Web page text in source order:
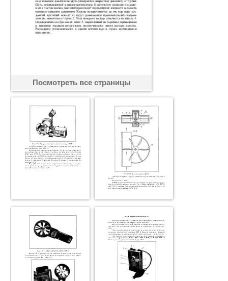
Посмотреть все страницы